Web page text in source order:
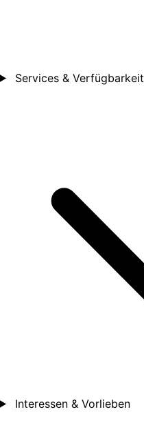
Services & Verfügbarkeit
Interessen & Vorlieben